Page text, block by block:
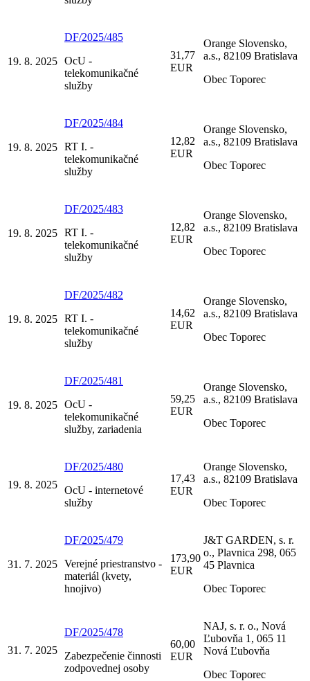
19. 8. 2025
DF/2025/485
OcU -
telekomunikačné
služby
31,77
EUR
Orange Slovensko,
a.s., 82109 Bratislava
Obec Toporec
19. 8. 2025
DF/2025/484
RT I. -
telekomunikačné
služby
12,82
EUR
Orange Slovensko,
a.s., 82109 Bratislava
Obec Toporec
19. 8. 2025
DF/2025/483
RT I. -
telekomunikačné
služby
12,82
EUR
Orange Slovensko,
a.s., 82109 Bratislava
Obec Toporec
19. 8. 2025
DF/2025/482
RT I. -
telekomunikačné
služby
14,62
EUR
Orange Slovensko,
a.s., 82109 Bratislava
Obec Toporec
19. 8. 2025
DF/2025/481
OcU -
telekomunikačné
služby, zariadenia
59,25
EUR
Orange Slovensko,
a.s., 82109 Bratislava
Obec Toporec
19. 8. 2025
DF/2025/480
OcU - internetové
služby
17,43
EUR
Orange Slovensko,
a.s., 82109 Bratislava
Obec Toporec
31. 7. 2025
DF/2025/479
Verejné priestranstvo -
materiál (kvety,
hnojivo)
173,90
EUR
J&T GARDEN, s. r.
o., Plavnica 298, 065
45 Plavnica
Obec Toporec
31. 7. 2025
DF/2025/478
Zabezpečenie činnosti
zodpovednej osoby
60,00
EUR
NAJ, s. r. o., Nová
Ľubovňa 1, 065 11
Nová Ľubovňa
Obec Toporec